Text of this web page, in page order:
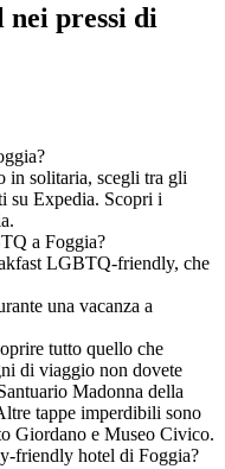
pressi di
in solitaria, scegli tra gli
su Expedia. Scopri i
a Foggia?
LGBTQ-friendly, che
una vacanza a
tutto quello che
di viaggio non dovete
Madonna della
tappe imperdibili sono
Giordano e Museo Civico.
friendly hotel di Foggia?